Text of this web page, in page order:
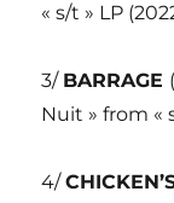
« s/t » LP
3/ BARRAGE
Nuit » from «
4/